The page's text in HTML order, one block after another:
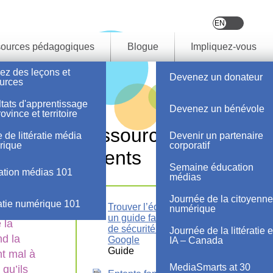
pédagogiques
des leçons et
d'apprentissage
et territoire
de littératie média
médias 101
numérique 101
Blogue Impliquez-vous
Devenez un donateur
Devenez un bénévole
Devenir un partenaire
corporatif
Semaine éducation
médias
Journée de la
numérique
Journée de la littératie
IA – Canada
MediaSmarts at 30
la
la
mal à
Ressources pour
parents
Trouver l’équilibre numérique :
un guide familial sur les outils
de sécurité et de bien-être de
Google
Guide